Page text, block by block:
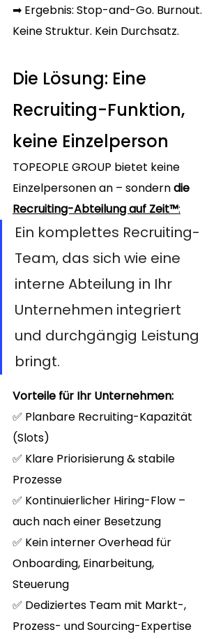
➡ Ergebnis: Stop-and-Go. Burnout.
Keine Struktur. Kein Durchsatz.
Die Lösung: Eine
Recruiting-Funktion,
keine Einzelperson
TOPEOPLE GROUP bietet keine
Einzelpersonen an – sondern die
Recruiting-Abteilung auf Zeit™:
Ein komplettes Recruiting-
Team, das sich wie eine
interne Abteilung in Ihr
Unternehmen integriert
und durchgängig Leistung
bringt.
Vorteile für Ihr Unternehmen:
✅ Planbare Recruiting-Kapazität
(Slots)
✅ Klare Priorisierung & stabile
Prozesse
✅ Kontinuierlicher Hiring-Flow –
auch nach einer Besetzung
✅ Kein interner Overhead für
Onboarding, Einarbeitung,
Steuerung
✅ Dediziertes Team mit Markt-,
Prozess- und Sourcing-Expertise